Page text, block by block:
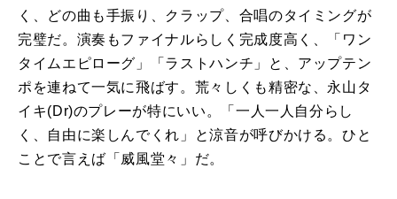
く、どの曲も手振り、クラップ、合唱のタイミングが
完璧だ。演奏もファイナルらしく完成度高く、「ワン
タイムエピローグ」「ラストハンチ」と、アップテン
ポを連ねて一気に飛ばす。荒々しくも精密な、永山タ
イキ(Dr)のプレーが特にいい。「一人一人自分らし
く、自由に楽しんでくれ」と涼音が呼びかける。ひと
ことで言えば「威風堂々」だ。